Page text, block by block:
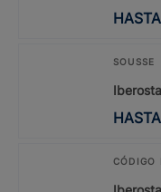
HASTA
SOUSSE
HASTA
CÓDIGO